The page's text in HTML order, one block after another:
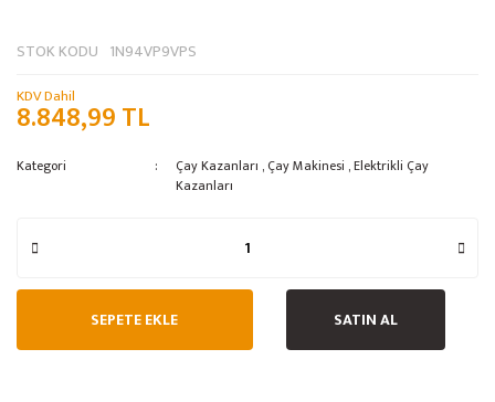
STOK KODU 1N94VP9VPS
KDV Dahil
8.848,99 TL
Kategori Çay Kazanları , Çay Makinesi ,Elektrikli Çay
Kazanları
SEPETE EKLE SATIN AL